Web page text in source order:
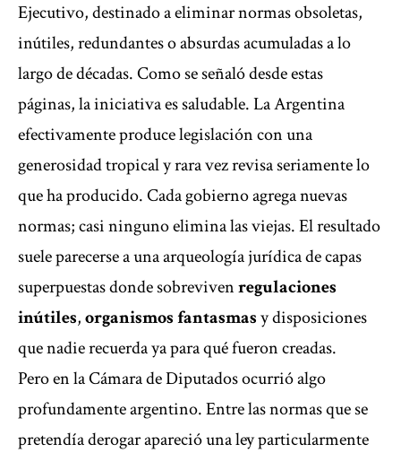
Ejecutivo, destinado a eliminar normas obsoletas,
inútiles, redundantes o absurdas acumuladas a lo
largo de décadas. Como se señaló desde estas
páginas, la iniciativa es saludable. La Argentina
efectivamente produce legislación con una
generosidad tropical y rara vez revisa seriamente lo
que ha producido. Cada gobierno agrega nuevas
normas; casi ninguno elimina las viejas. El resultado
suele parecerse a una arqueología jurídica de capas
superpuestas donde sobrevivenregulaciones
inútiles,organismos fantasmasy disposiciones
que nadie recuerda ya para qué fueron creadas.
Pero en la Cámara de Diputados ocurrió algo
profundamente argentino. Entre las normas que se
pretendía derogar apareció una ley particularmente